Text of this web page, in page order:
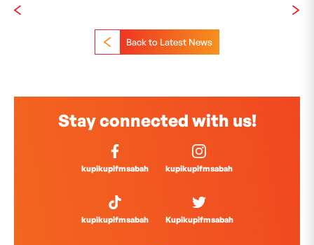
Back to Latest News
Stay connected with us!
kupikupifmsabah kupikupifmsabah
kupikupifmsabah Kupikupifmsabah